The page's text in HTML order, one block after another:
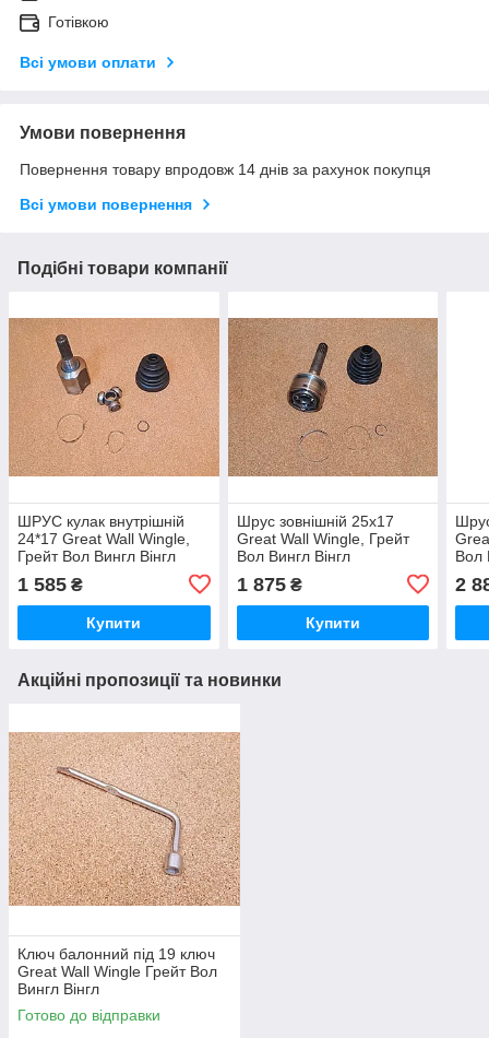
Готівкою
Всі умови оплати
Умови повернення
Повернення товару впродовж 14 днів за рахунок покупця
Всі умови повернення
Подібні товари компанії
ШРУС кулак внутрішній
24*17 Great Wall Wingle,
Грейт Вол Вингл Вінгл
1 585 ₴
Купити
Шрус зовнішній 25x17
Great Wall Wingle, Грейт
Вол Вингл Вінгл
1 875₴
Купити
Вол
2
Акційні пропозиції та новинки
Ключ балонний під 19 ключ
Great Wall Wingle Грейт Вол
Вингл Вінгл
Готово до відправки